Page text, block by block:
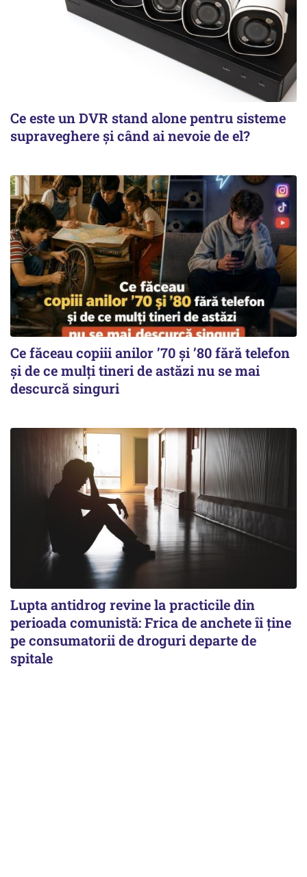
Ce este un DVR stand alone pentru sisteme
supraveghere și când ai nevoie de el?
Ce făceau copiii anilor ’70 și ’80 fără telefon
și de ce mulți tineri de astăzi nu se mai
descurcă singuri
Lupta antidrog revine la practicile din
perioada comunistă: Frica de anchete îi ține
pe consumatorii de droguri departe de
spitale